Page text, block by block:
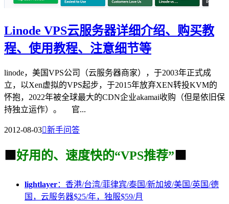
Linode VPS云服务器详细介绍、购买教
程、使用教程、注意细节等
linode，美国VPS公司（云服务器商家），于2003年正式成
立，以Xen虚拟的VPS起步，于2015年放弃XEN转投KVM的
怀抱，2022年被全球最大的CDN企业akamai收购（但是依旧保
持独立运作）。 官...
2012-08-03新手问答
🟩 好用的、速度快的“VPS推荐” 🟩
lightlayer：香港/台湾/菲律宾/泰国/新加坡/美国/英国/德
国，云服务器$25/年，独服$59/月